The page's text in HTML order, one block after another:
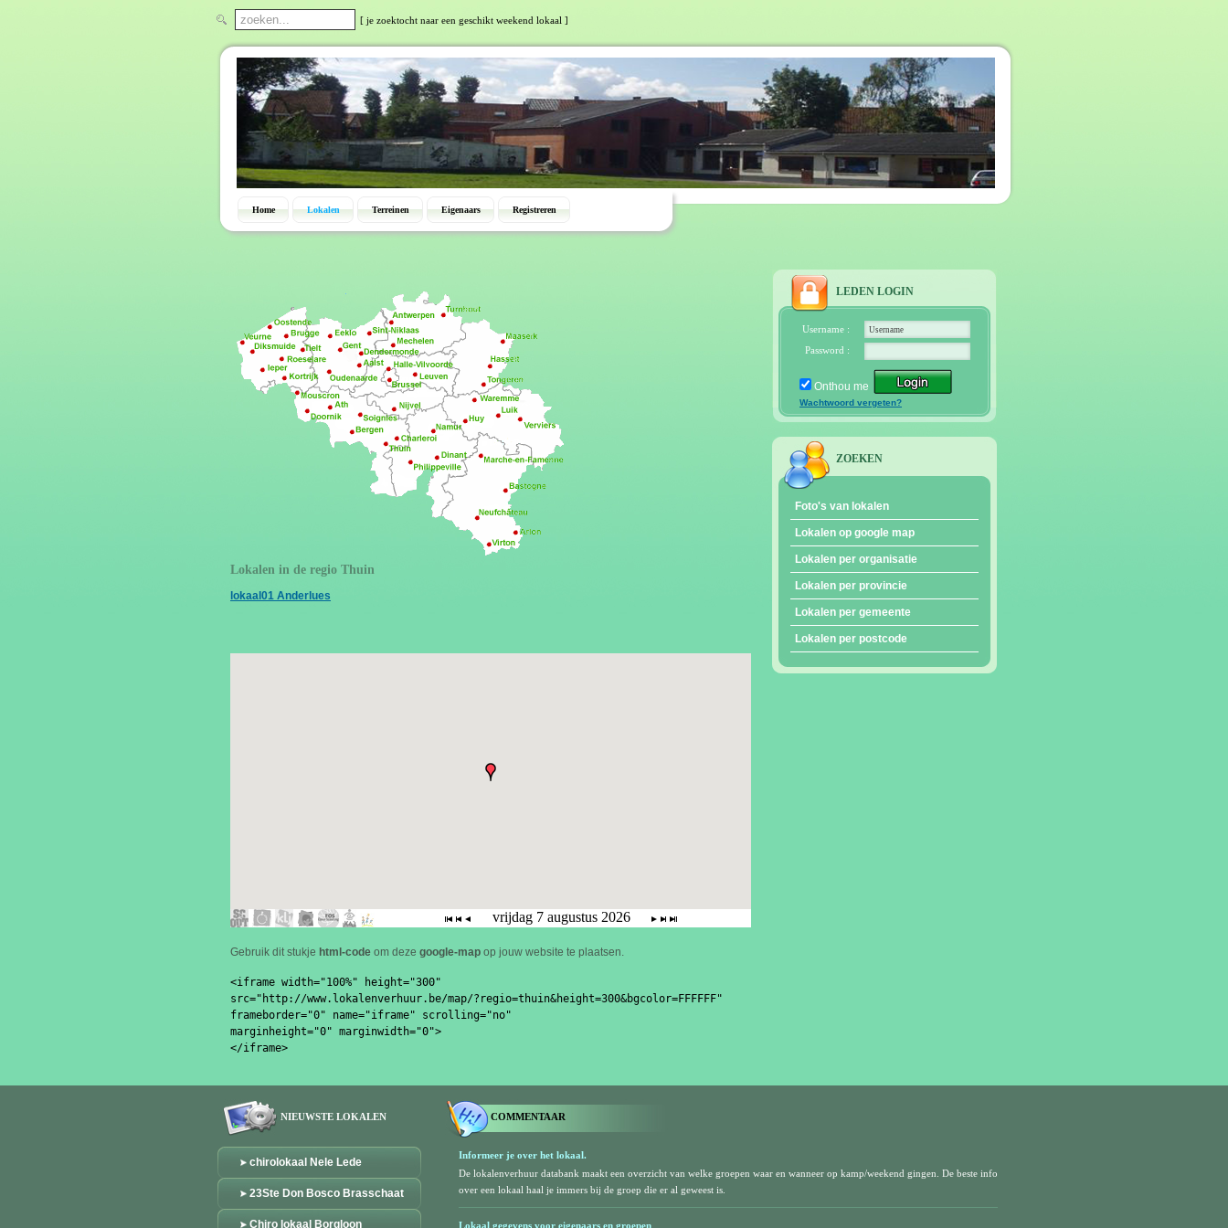
[ je zoektocht naar een geschikt weekend lokaal ]
Home Lokalen Terreinen Eigenaars Registreren
Lokalen in de regio Thuin
lokaal01 Anderlues
Gebruik dit stukje html-code om deze google-map op jouw website te plaatsen.
<iframe width="100%" height="300"
src="http://www.lokalenverhuur.be/map/?regio=thuin&height=300&bgcolor=FFFFFF"
frameborder="0" name="iframe" scrolling="no"
marginheight="0" marginwidth="0">
LEDEN LOGIN
Username :
Password :
Onthou me
Wachtwoord vergeten?
ZOEKEN
Foto's van lokalen
Lokalen op google map
Lokalen per organisatie
Lokalen per provincie
Lokalen per gemeente
Lokalen per postcode
NIEUWSTE LOKALEN
chirolokaal Nele Lede
23Ste Don Bosco Brasschaat
Chiro lokaal Borgloon
COMMENTAAR
Informeer je over het lokaal.
De lokalenverhuur databank maakt een overzicht van welke groepen waar en wanneer op kamp/weekend gingen. De beste info
over een lokaal haal je immers bij de groep die er al geweest is.
Lokaal gegevens voor eigenaars en groepen